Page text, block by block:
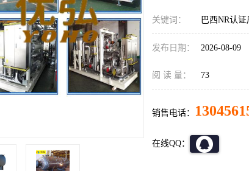
关键词： 巴西NR认证
发布日期： 2026-08-09
阅 读 量： 73
销售电话：
在线QQ：